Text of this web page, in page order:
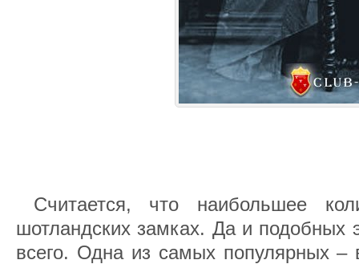
Считается, что наибольшее
шотландских замках. Да и подобных
всего. Одна из самых популярных –